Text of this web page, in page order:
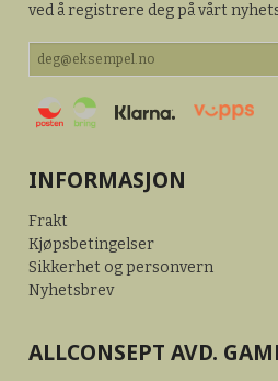
ved å registrere deg på vårt
INFORMASJON
Frakt
Kjøpsbetingelser
Sikkerhet og personvern
Nyhetsbrev
ALLCONSEPT AVD.